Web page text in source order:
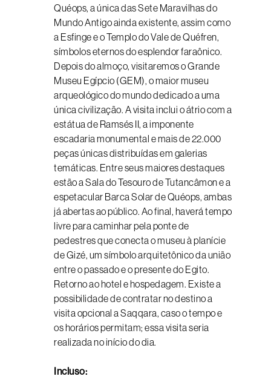
Quéops, a única das Sete Maravilhas do
Mundo Antigo ainda existente, assim como
a Esfinge e o Templo do Vale de Quéfren,
símbolos eternos do esplendor faraônico.
Depois do almoço, visitaremos o Grande
Museu Egípcio (GEM), o maior museu
arqueológico do mundo dedicado a uma
única civilização. A visita inclui o átrio com a
estátua de Ramsés II, a imponente
escadaria monumental e mais de 22.000
peças únicas distribuídas em galerias
temáticas. Entre seus maiores destaques
estão a Sala do Tesouro de Tutancâmon e a
espetacular Barca Solar de Quéops, ambas
já abertas ao público. Ao final, haverá tempo
livre para caminhar pela ponte de
pedestres que conecta o museu à planície
de Gizé, um símbolo arquitetônico da união
entre o passado e o presente do Egito.
Retorno ao hotel e hospedagem. Existe a
possibilidade de contratar no destino a
visita opcional a Saqqara, caso o tempo e
os horários permitam; essa visita seria
realizada no início do dia.
Incluso: